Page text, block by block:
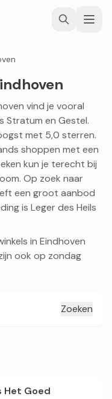
vind je vooral
Stratum en Gestel.
met 5,0 sterren.
shoppen met een
kun je terecht bij
. Op zoek naar
een groot aanbod
is Leger des Heils
in Eindhoven
ook op zondag
Zoeken
Het Goed